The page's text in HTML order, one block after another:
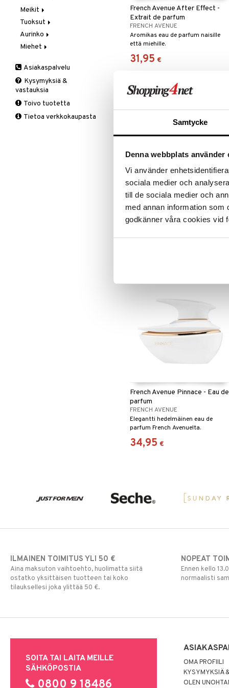
Samtycke
Denna webbplats använder
Vi använder
sociala medier och
till de sociala medier och
med annan information som
godkänner våra cookies vid
French Avenue After Effect -
Extrait de parfum
FRENCH AVENUE
Aromikas eau de parfum naisille
että miehille.
31,95 €
French Avenue Éclair Affair - Eau
de parfum
FRENCH AVENUE
sekä hänelle että hänelle.
French Avenue Pinnace - Eau de
parfum
FRENCH AVENUE
Elegantti hedelmäinen eau de
parfum French Avenuelta.
34,95 €
Vaihe 2: Kirkastus
Vaihe 3: Kosteutus
Käsien- ja Vartalonhoito
Kosteudenhoito
Kuorinta ja naamiot
Puhdistus
Silmien/Huulten Hoito
Meikit
Huulikiilto
Huulipuna
Huultenrajausväri
Luomiväri
Meikkisiveltmit
Peitevoide
Pohjustusvoide
Tuoksut
Aromatics Elixir
Calyx
Clinique Happy For Men
Aurinko
Aurinkosuoja
Miehet
Ironhoito
Kirkastus
Parranajo &
Ihonpuhdistus
Asiakaspalvelu
Kysymyksiä &
vastauksia
Toivo tuotetta
Tietoa verkkokaupasta
ILMAINEN TOIMITUS YLI 50 €
Aina maksuton vaihtoehto, huolimatta siitä
ostatko yksittäisen tuotteen tai koko
tilauksellesi joka ylittää 50 €.
NOPEAT
Ennen kello
normaalisti
SOITA TAI LAITA MEILLE
SÄHKÖPOSTIA
0800 9 18486
OMA PROFIILI
KYSYMYKSIÄ
OLEN